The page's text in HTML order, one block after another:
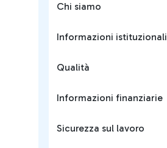
Chi siamo
Informazioni istituzionali
Qualità
Informazioni finanziarie
Sicurezza sul lavoro